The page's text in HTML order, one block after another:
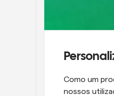
Como um
nossos